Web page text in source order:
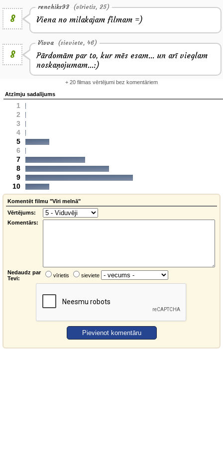
8
renchiks93 (vīrietis, 25)
Viena no milakajam filmam =)
8
Vivva (sieviete, 46)
Pārdomām par to, kur mēs esam... un arī vieglam
noskaņojumam...:)
+ 20 filmas vērtējumi bez komentāriem
Atzīmju sadalījums
1
2
3
4
5
6
7
8
9
10
Komentēt filmu "Vīri melnā"
Vērtējums:
Komentārs:
Nedaudz par
Tevi:
vīrietis sieviete